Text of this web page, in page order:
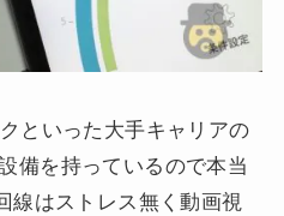
といった大手キャリアの
備を持っているので本当
線はストレス無く動画視